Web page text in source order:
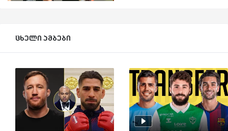
ცხელი ამბები